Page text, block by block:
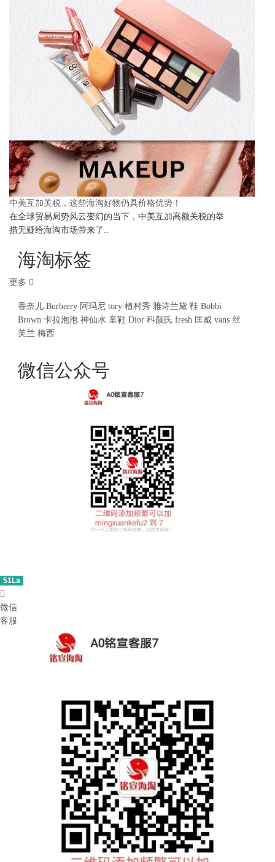
中美互加关税，这些海淘好物仍具价格优势！
在全球贸易局势风云变幻的当下，中美互加高额关税的举
措无疑给海淘市场带来了..
海淘标签
更多
香奈儿 Burberry 阿玛尼 tory 植村秀 雅诗兰黛 鞋 Bobbi
Brown 卡拉泡泡 神仙水 童鞋 Dior 科颜氏 fresh 匡威 vans 丝
芙兰 梅西
微信公众号
51La

微信
客服